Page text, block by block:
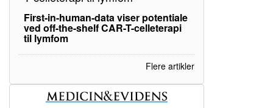
First-in-human-data viser potentiale
ved off-the-shelf CAR-T-celleterapi
til lymfom
Flere artikler